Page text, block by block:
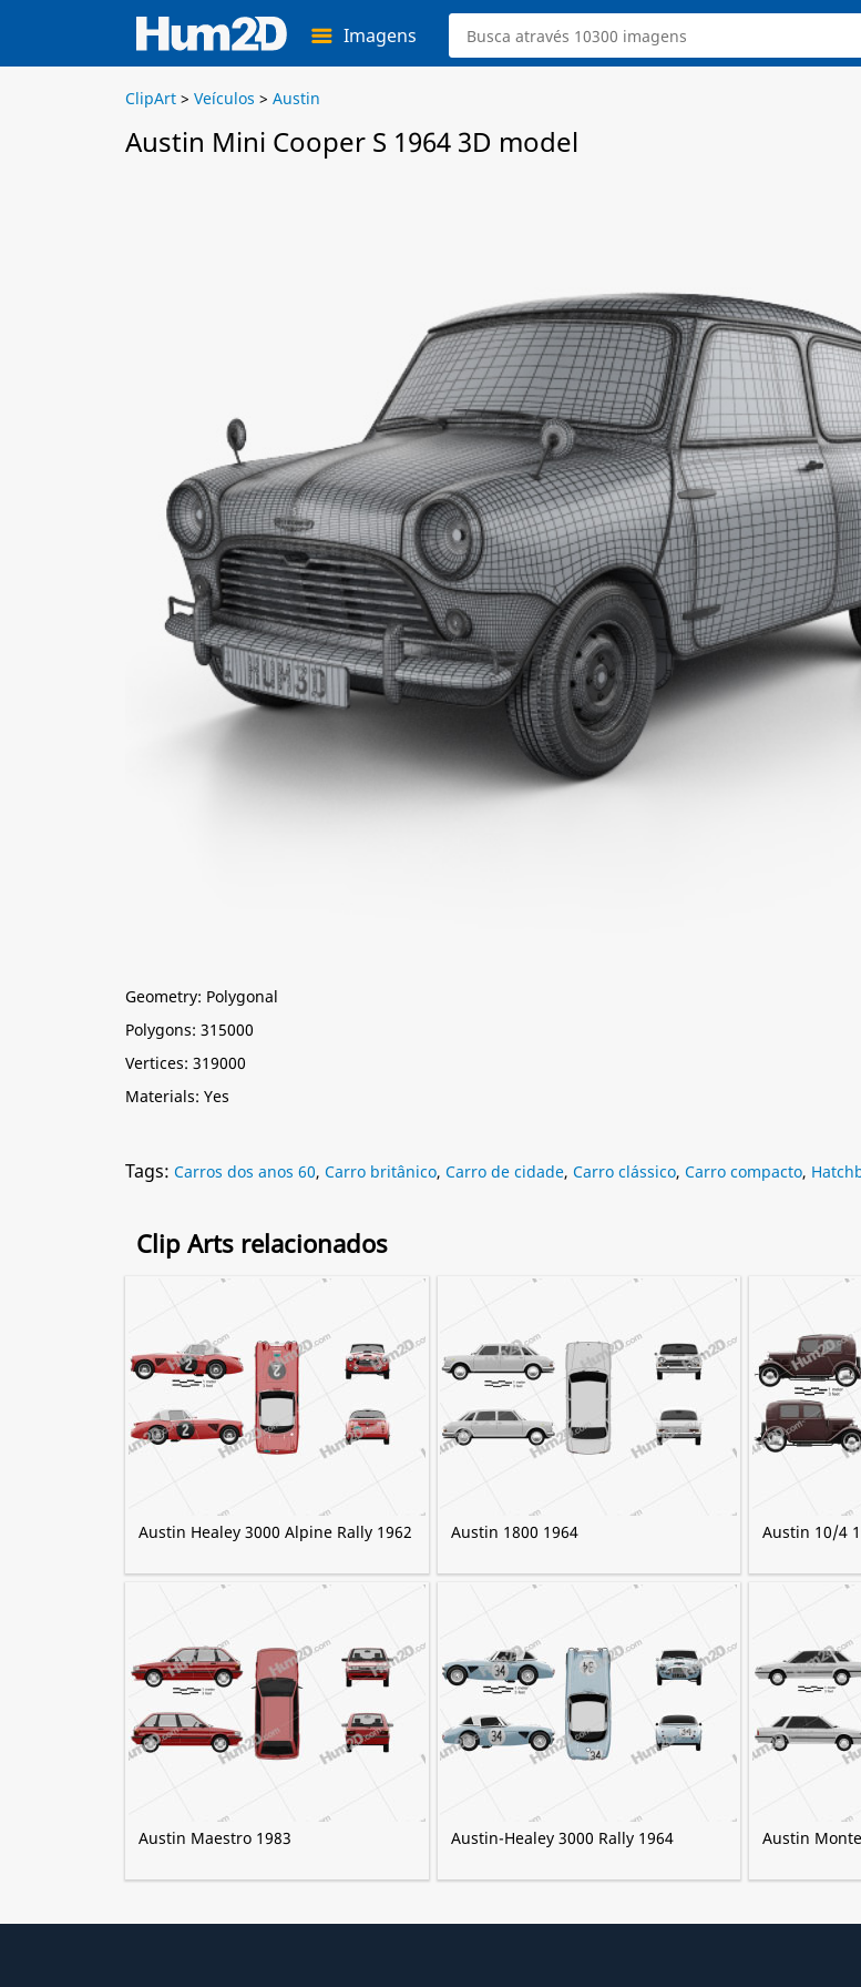
Imagens
ClipArt > Veículos > Austin
Austin Mini Cooper S 1964 3D model
Geometry: Polygonal
Polygons: 315000
Vertices: 319000
Materials: Yes
Tags: Carros dos anos 60, Carro britânico, Carro de cidade, Carro clássico, Carro compacto,
Clip Arts relacionados
Austin Healey 3000 Alpine Rally 1962 Austin 1800 1964 Austin 10/4
Austin Maestro 1983 Austin-Healey 3000 Rally 1964 Austin